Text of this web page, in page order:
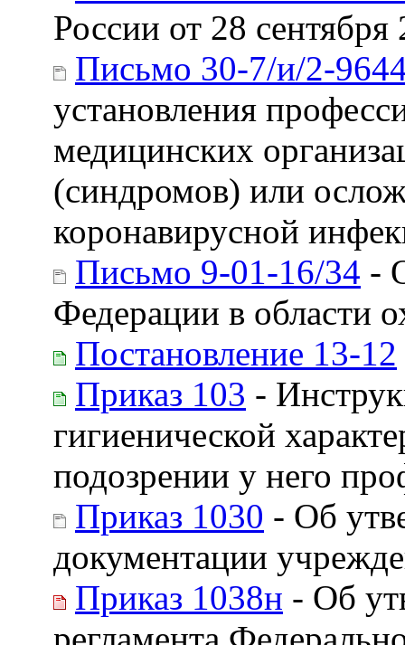
России от 28
Письмо 30-7/и/2-
установления
медицинских
(синдромов) или
коронавирусной
Письмо 9-01-16/34 -
Федерации в области
Постановление 13-12
Приказ 103 -
гигиенической
подозрении у него
Приказ 1030 - Об
документации
Приказ 1038н - Об